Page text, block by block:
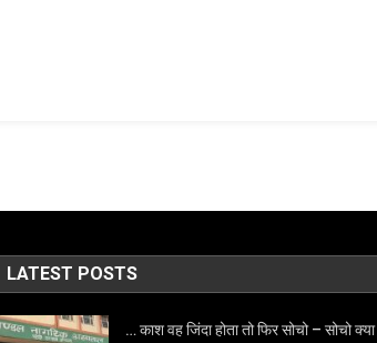
LATEST POSTS
… काश वह जिंदा होता तो फिर सोचो – सोचो क्या